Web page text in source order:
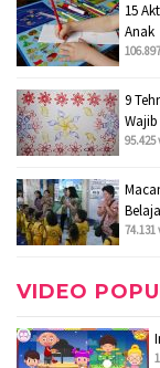
15
Anak
9
95.425
74.131
VIDEO